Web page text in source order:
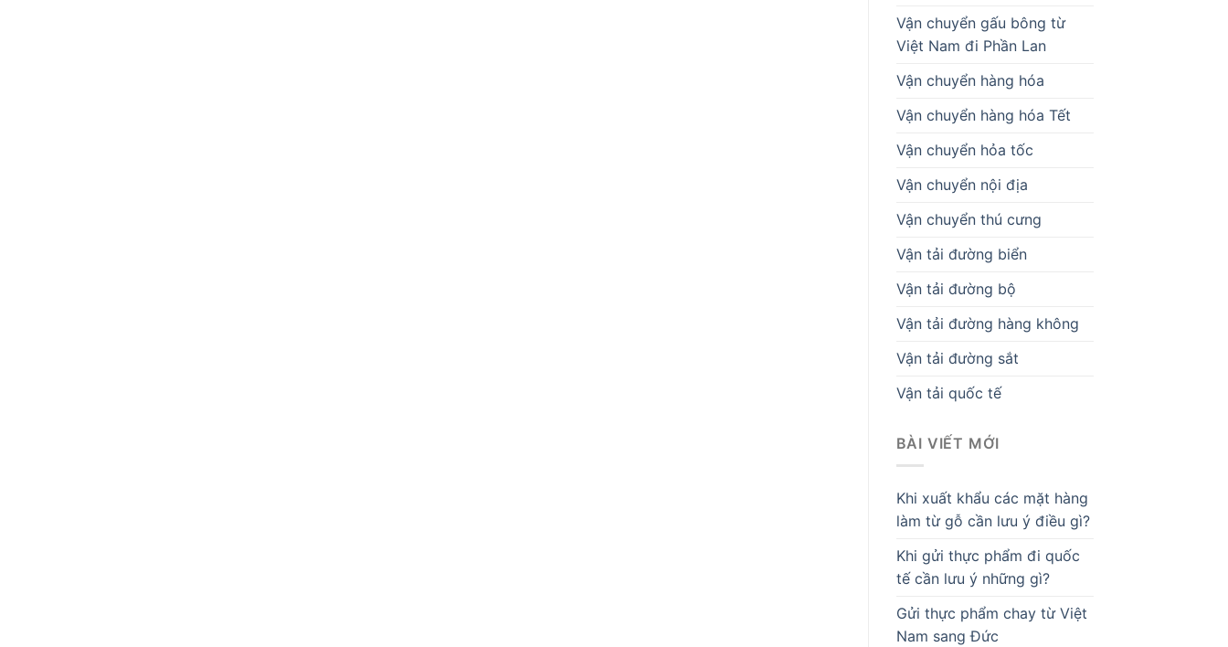
Vận chuyển gấu bông từ
Việt Nam đi Phần Lan
Vận chuyển hàng hóa
Vận chuyển hàng hóa Tết
Vận chuyển hỏa tốc
Vận chuyển nội địa
Vận chuyển thú cưng
Vận tải đường biển
Vận tải đường bộ
Vận tải đường hàng không
Vận tải đường sắt
Vận tải quốc tế
BÀI VIẾT MỚI
Khi xuất khẩu các mặt hàng
làm từ gỗ cần lưu ý điều gì?
Khi gửi thực phẩm đi quốc
tế cần lưu ý những gì?
Gửi thực phẩm chay từ Việt
Nam sang Đức